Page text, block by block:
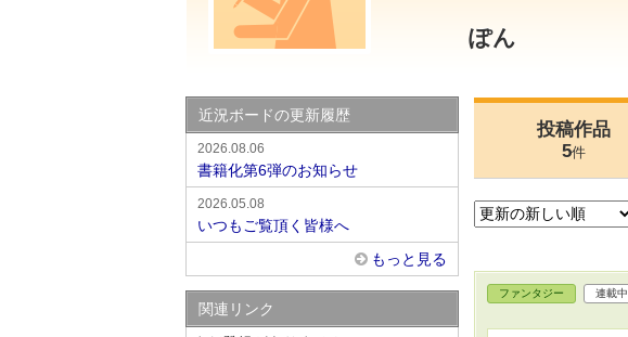
ぽん
投稿作品
5件
ファンタジー 連載中
近況ボードの更新履歴
2026.08.06
書籍化第6弾のお知らせ
2026.05.08
いつもご覧頂く皆様へ
もっと見る
関連リンク